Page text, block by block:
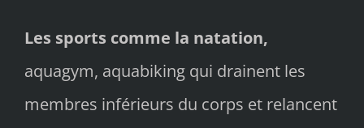
Les sports comme la natation,
aquagym, aquabiking qui drainent les
membres inférieurs du corps et relancent